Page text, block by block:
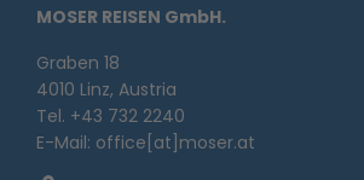
MOSER REISEN GmbH.
Graben 18
4010 Linz, Austria
Tel. +43 732 2240
E-Mail: office[at]moser.at